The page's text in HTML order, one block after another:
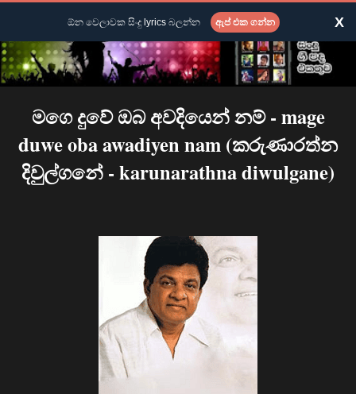
මගෙ දුවේ ඔබ අවදියෙන් නම් - mage
duwe oba awadiyen nam (කරුණාරත්න
දිවුල්ගනේ - karunarathna diwulgane)
ඕන වෙලාවක සිංදු lyrics බලන්න ඇප් එක ගන්න X